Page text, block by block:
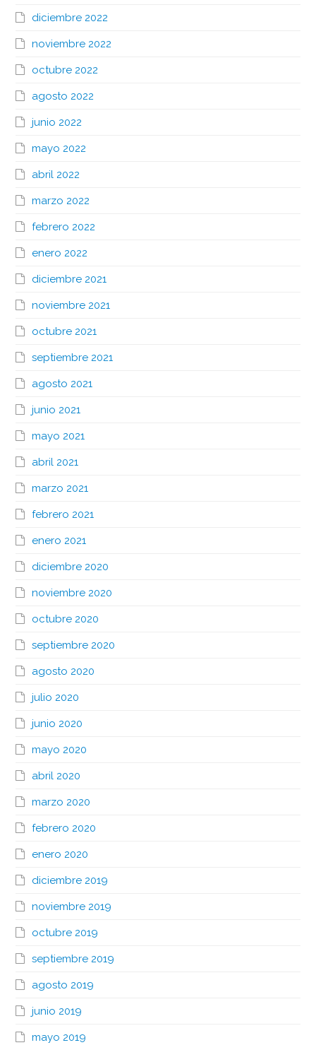
diciembre 2022
noviembre 2022
octubre 2022
agosto 2022
junio 2022
mayo 2022
abril 2022
marzo 2022
febrero 2022
enero 2022
diciembre 2021
noviembre 2021
octubre 2021
septiembre 2021
agosto 2021
junio 2021
mayo 2021
abril 2021
marzo 2021
febrero 2021
enero 2021
diciembre 2020
noviembre 2020
octubre 2020
septiembre 2020
agosto 2020
julio 2020
junio 2020
mayo 2020
abril 2020
marzo 2020
febrero 2020
enero 2020
diciembre 2019
noviembre 2019
octubre 2019
septiembre 2019
agosto 2019
junio 2019
mayo 2019